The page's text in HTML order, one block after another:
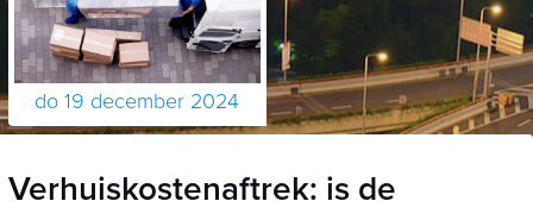
do 19 december 2024
Verhuiskostenaftrek: is de